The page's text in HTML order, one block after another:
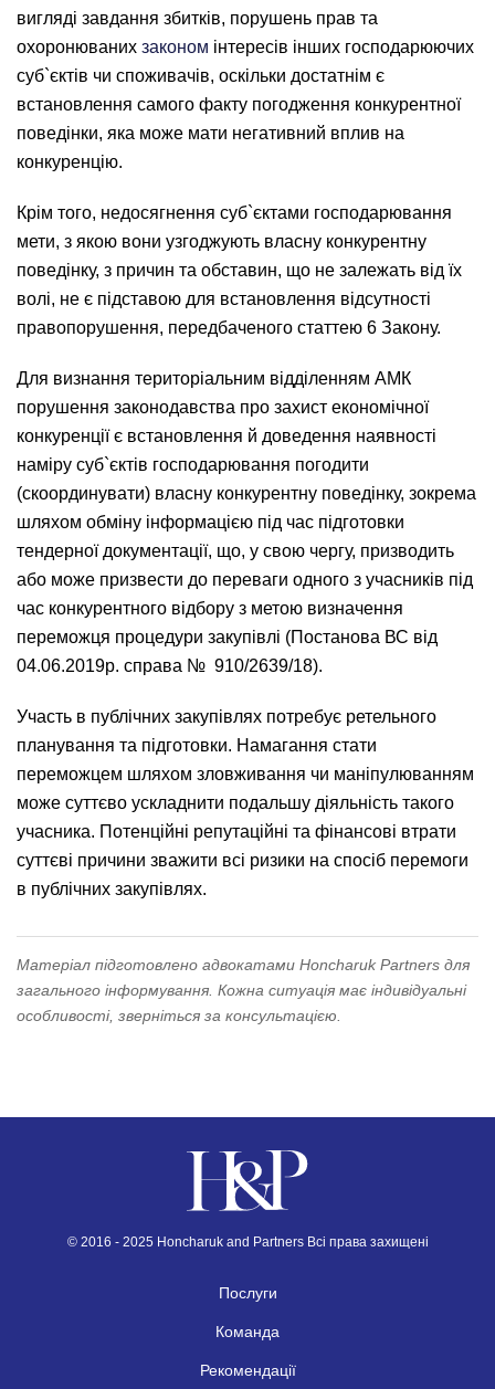
вигляді завдання збитків, порушень прав та
охоронюваних законом інтересів інших господарюючих
суб`єктів чи споживачів, оскільки достатнім є
встановлення самого факту погодження конкурентної
поведінки, яка може мати негативний вплив на
конкуренцію.
Крім того, недосягнення суб`єктами господарювання
мети, з якою вони узгоджують власну конкурентну
поведінку, з причин та обставин, що не залежать від їх
волі, не є підставою для встановлення відсутності
правопорушення, передбаченого статтею 6 Закону.
Для визнання територіальним відділенням АМК
порушення законодавства про захист економічної
конкуренції є встановлення й доведення наявності
наміру суб`єктів господарювання погодити
(скоординувати) власну конкурентну поведінку, зокрема
шляхом обміну інформацією під час підготовки
тендерної документації, що, у свою чергу, призводить
або може призвести до переваги одного з учасників під
час конкурентного відбору з метою визначення
переможця процедури закупівлі (Постанова ВС від
04.06.2019р. справа № 910/2639/18).
Участь в публічних закупівлях потребує ретельного
планування та підготовки. Намагання стати
переможцем шляхом зловживання чи маніпулюванням
може суттєво ускладнити подальшу діяльність такого
учасника. Потенційні репутаційні та фінансові втрати
суттєві причини зважити всі ризики на спосіб перемоги
в публічних закупівлях.
Матеріал підготовлено адвокатами Honcharuk Partners для
загального інформування. Кожна ситуація має індивідуальні
особливості, зверніться за консультацією.
© 2016 - 2025 Honcharuk and Partners Всі права захищені
Послуги
Команда
Рекомендації